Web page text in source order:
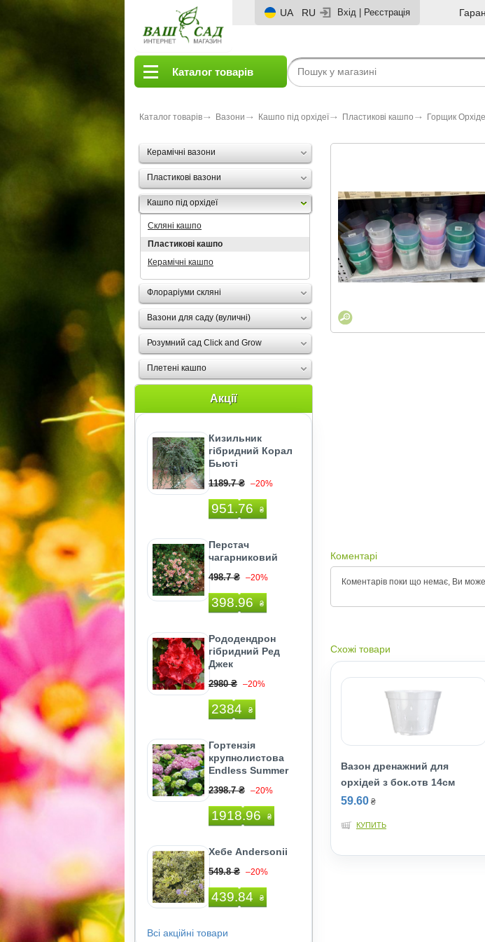
UA RU Вхід Реєстрація
Каталог товарів
Каталог товарів Вазони Кашпо під орхідеї Пластикові кашпо Горщик
Керамічні вазони
Пластикові вазони
Кашпо під орхідеї
Скляні кашпо
Пластикові кашпо
Керамічні кашпо
Флораріуми скляні
Вазони для саду (вуличні)
Розумний сад Click and Grow
Плетені кашпо
Акції
Кизильник
гібридний Корал
Бьюті
1189.7 ₴ –20%
951.76 ₴
Перстач
чагарниковий
498.7 ₴ –20%
398.96 ₴
Рододендрон
гібридний Ред
Джек
2980 ₴ –20%
2384 ₴
Гортензія
крупнолистова
Endless Summer
2398.7 ₴ –20%
1918.96 ₴
Хебе Andersonii
549.8 ₴ –20%
439.84 ₴
Всі акційні товари
Коментарі
Коментарів поки що немає, Ви
Схожі товари
Вазон дренажний для
орхідей з бок.отв 14см
59.60 ₴
КУПИТЬ